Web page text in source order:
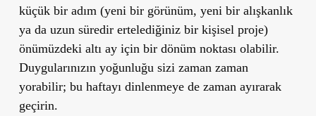
küçük bir adım (yeni bir görünüm, yeni bir alışkanlık
ya da uzun süredir ertelediğiniz bir kişisel proje)
önümüzdeki altı ay için bir dönüm noktası olabilir.
Duygularınızın yoğunluğu sizi zaman zaman
yorabilir; bu haftayı dinlenmeye de zaman ayırarak
geçirin.